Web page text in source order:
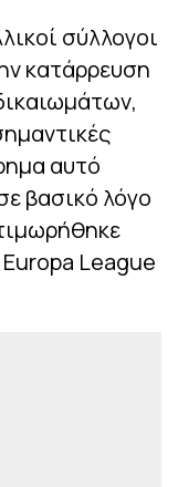
σύλλογοι
κατάρρευση
αυτό
βασικό λόγο
League